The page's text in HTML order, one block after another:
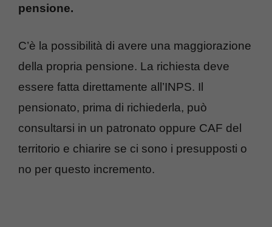
pensione.
C’è la possibilità di avere una maggiorazione
della propria pensione. La richiesta deve
essere fatta direttamente all’INPS. Il
pensionato, prima di richiederla, può
consultarsi in un patronato oppure CAF del
territorio e chiarire se ci sono i presupposti o
no per questo incremento.